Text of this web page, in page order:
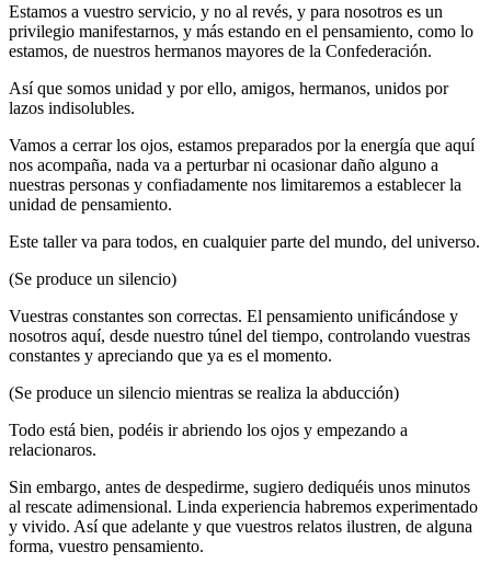
Estamos a vuestro servicio, y no al revés, y para nosotros es un
privilegio manifestarnos, y más estando en el pensamiento, como lo
estamos, de nuestros hermanos mayores de la Confederación.
Así que somos unidad y por ello, amigos, hermanos, unidos por
lazos indisolubles.
Vamos a cerrar los ojos, estamos preparados por la energía que aquí
nos acompaña, nada va a perturbar ni ocasionar daño alguno a
nuestras personas y confiadamente nos limitaremos a establecer la
unidad de pensamiento.
Este taller va para todos, en cualquier parte del mundo, del universo.
(Se produce un silencio)
Vuestras constantes son correctas. El pensamiento unificándose y
nosotros aquí, desde nuestro túnel del tiempo, controlando vuestras
constantes y apreciando que ya es el momento.
(Se produce un silencio mientras se realiza la abducción)
Todo está bien, podéis ir abriendo los ojos y empezando a
relacionaros.
Sin embargo, antes de despedirme, sugiero dediquéis unos minutos
al rescate adimensional. Linda experiencia habremos experimentado
y vivido. Así que adelante y que vuestros relatos ilustren, de alguna
forma, vuestro pensamiento.